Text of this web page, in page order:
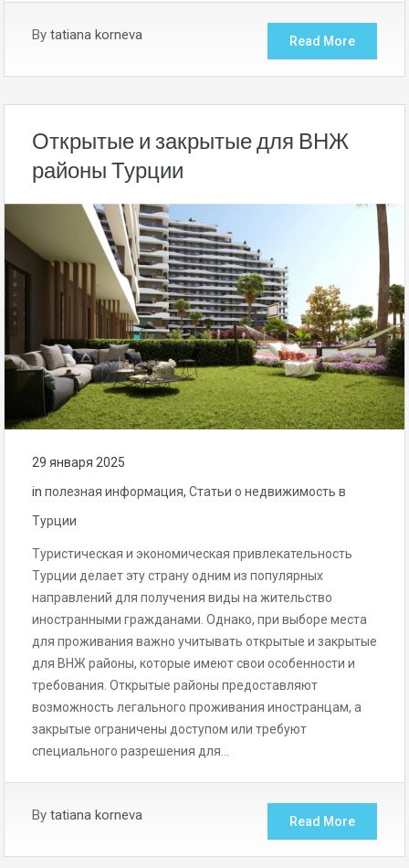
By tatiana korneva Read More
Открытые и закрытые для ВНЖ
районы Турции
29 января 2025
in полезная информация, Статьи о недвижимость в
Турции
Туристическая и экономическая привлекательность
Турции делает эту страну одним из популярных
направлений для получения виды на жительство
иностранными гражданами. Однако, при выборе места
для проживания важно учитывать открытые и закрытые
для ВНЖ районы, которые имеют свои особенности и
требования. Открытые районы предоставляют
возможность легального проживания иностранцам, а
закрытые ограничены доступом или требуют
специального разрешения для…
By tatiana korneva Read More